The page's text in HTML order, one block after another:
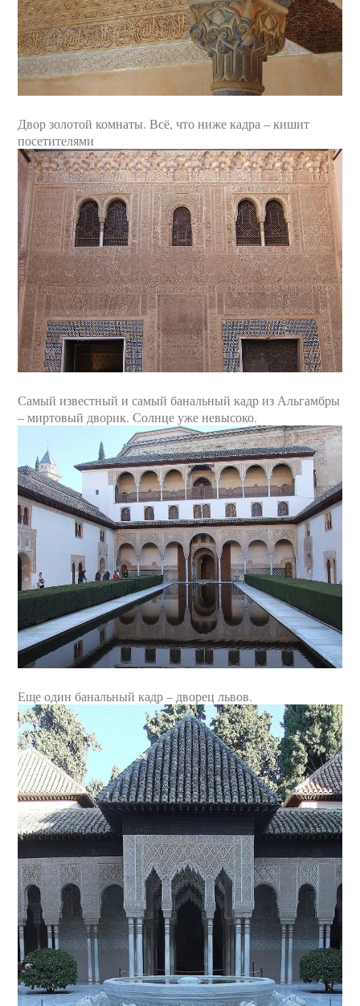
Двор золотой комнаты. Всё, что ниже кадра – кишит
посетителями
Самый известный и самый банальный кадр из Альгамбры
– миртовый дворик. Солнце уже невысоко.
Еще один банальный кадр – дворец львов.